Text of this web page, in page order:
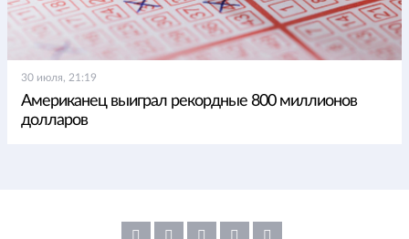
30 июля, 21:19
Американец выиграл рекордные 800 миллионов
долларов